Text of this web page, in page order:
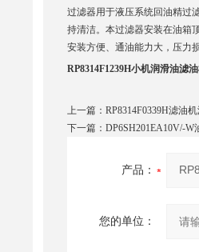
过滤器用于液压系统回油精过
持清洁。本过滤器安装在油箱
安装方便、通油能力大，压力
RP8314F1239H小机润滑油滤
上一篇： RP8314F0339H滤油
下一篇： DP6SH201EA10V/-W
产品：
您的单位：